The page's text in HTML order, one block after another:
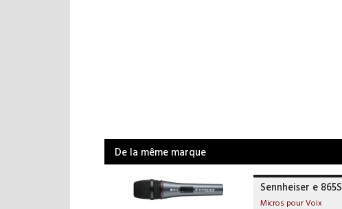
De la même marque
Sennheiser e 865S
Micros pour Voix